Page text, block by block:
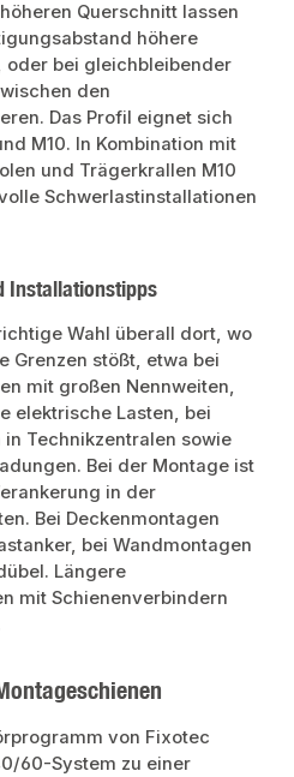
Querschnitt lassen
höhere
oder bei gleichbleibender
den
Das Profil eignet sich
M10. In Kombination mit
und Trägerkrallen M10
Schwerlastinstallationen
Installationstipps
Wahl überall dort, wo
Grenzen stößt, etwa bei
mit großen Nennweiten,
elektrische Lasten, bei
Technikzentralen sowie
Bei der Montage ist
in der
Bei Deckenmontagen
bei Wandmontagen
Längere
mit Schienenverbindern
von Fixotec
60-System zu einer